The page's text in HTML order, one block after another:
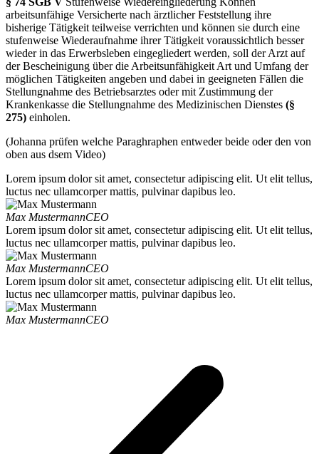
arbeitsunfähige Versicherte nach ärztlicher Feststellung ihre
bisherige Tätigkeit teilweise verrichten und können sie durch eine
stufenweise Wiederaufnahme ihrer Tätigkeit voraussichtlich besser
wieder in das Erwerbsleben eingegliedert werden, soll der Arzt auf
der Bescheinigung über die Arbeitsunfähigkeit Art und Umfang der
möglichen Tätigkeiten angeben und dabei in geeigneten Fällen die
Stellungnahme des Betriebsarztes oder mit Zustimmung der
Krankenkasse die Stellungnahme des Medizinischen Dienstes (§
275) einholen.
(Johanna prüfen welche Paraghraphen entweder beide oder den von
oben aus dsem Video)
Lorem ipsum dolor sit amet, consectetur adipiscing elit. Ut elit tellus,
luctus nec ullamcorper mattis, pulvinar dapibus leo.
Max MustermannCEO
Lorem ipsum dolor sit amet, consectetur adipiscing elit. Ut elit tellus,
luctus nec ullamcorper mattis, pulvinar dapibus leo.
Max MustermannCEO
Lorem ipsum dolor sit amet, consectetur adipiscing elit. Ut elit tellus,
luctus nec ullamcorper mattis, pulvinar dapibus leo.
Max MustermannCEO